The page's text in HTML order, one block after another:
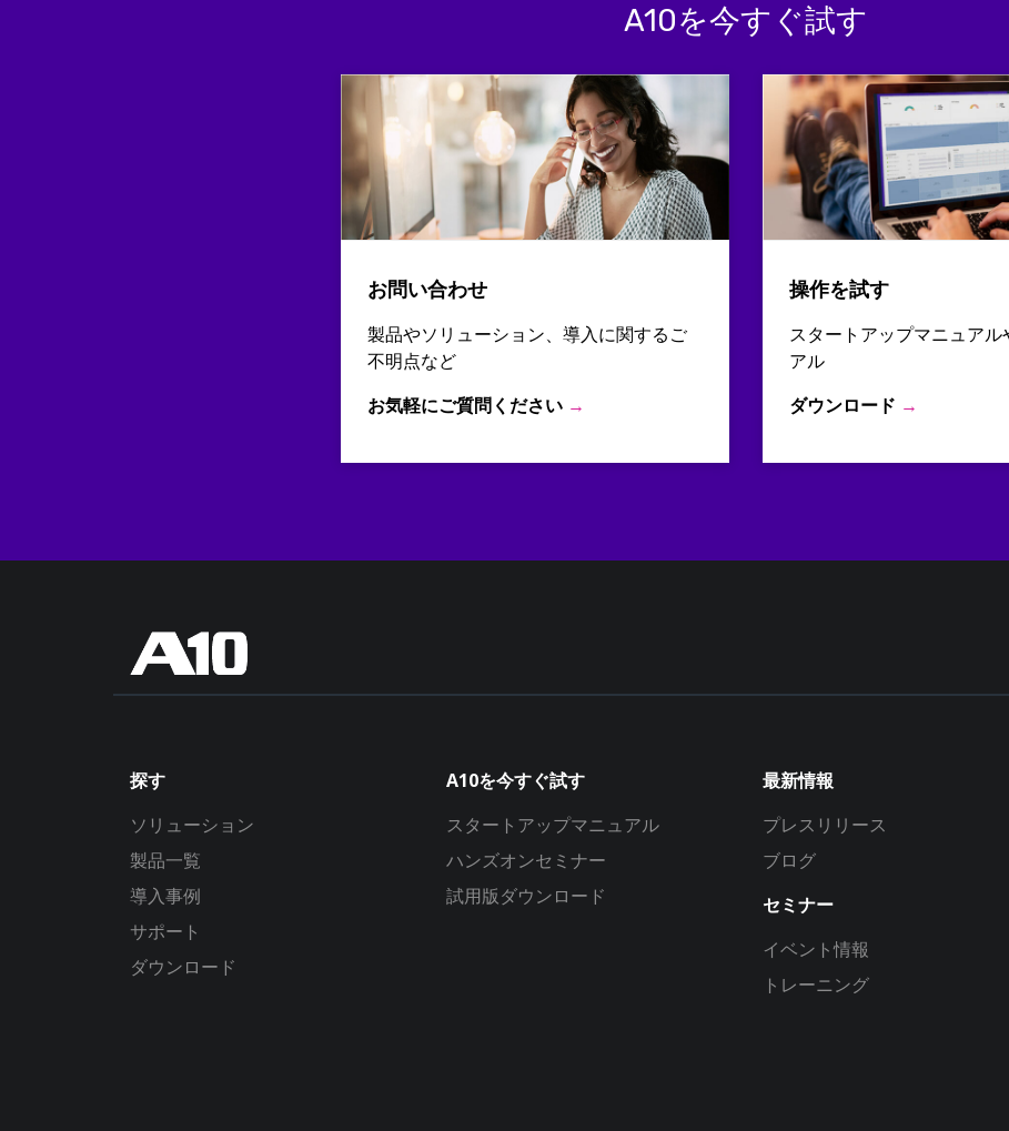
A10を今すぐ試す
お問い合わせ
製品やソリューション、導入に関するご
不明点など
お気軽にご質問ください →
操作を試す
スタートアップマニュアル
アル
ダウンロード →
探す
ソリューション
製品一覧
導入事例
サポート
ダウンロード
A10を今すぐ試す
スタートアップマニュアル
ハンズオンセミナー
試用版ダウンロード
最新情報
プレスリリース
ブログ
セミナー
イベント情報
トレーニング